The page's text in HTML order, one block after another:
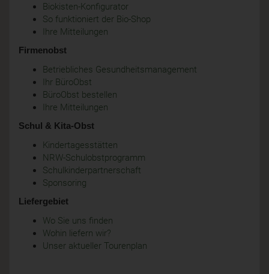
Biokisten-Konfigurator
So funktioniert der Bio-Shop
Ihre Mitteilungen
Firmenobst
Betriebliches Gesundheitsmanagement
Ihr BüroObst
BüroObst bestellen
Ihre Mitteilungen
Schul & Kita-Obst
Kindertagesstätten
NRW-Schulobstprogramm
Schulkinderpartnerschaft
Sponsoring
Liefergebiet
Wo Sie uns finden
Wohin liefern wir?
Unser aktueller Tourenplan